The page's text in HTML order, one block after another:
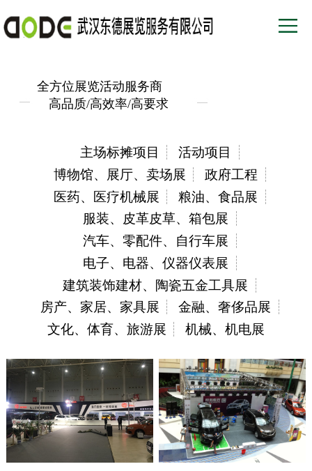
全方位展览活动服务商
高品质/高效率/高要求
主场标摊项目
活动项目
博物馆、展厅、卖场展
政府工程
医药、医疗机械展
粮油、食品展
服装、皮革皮草、箱包展
汽车、零配件、自行车展
电子、电器、仪器仪表展
建筑装饰建材、陶瓷五金工具展
房产、家居、家具展
金融、奢侈品展
文化、体育、旅游展
机械、机电展